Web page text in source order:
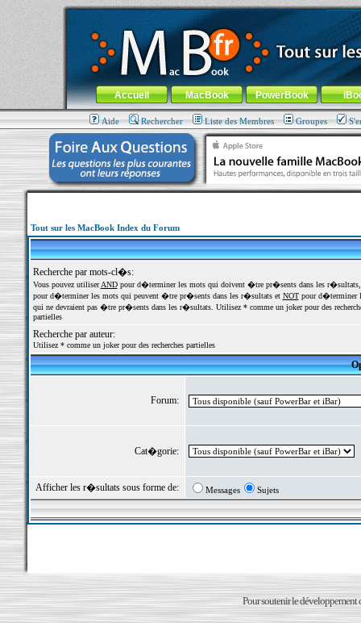
MacBook-fr.com : 100% Apple... 100% nomade !
Aller au contenu-Aller au menu général-Aller au menu de
Menu général
Accueil MacBook PowerBook
Aide Rechercher Liste des Membres Groupes
Tout sur les MacBook Index du Forum
Recherche par mots-cl�s:
Vous pouvez utiliserANDpour d�terminer les mots qui doivent �tre pr�sents dans les
pour d�terminer les mots qui peuvent �tre pr�sents dans les r�sultats et NOTpour d�terminer
qui ne devraient pas �tre pr�sents dans les r�sultats. Utilisez * comme un joker pour des
partielles
Recherche par auteur:
Utilisez * comme un joker pour des recherches partielles
Forum:
Cat�gorie:
Afficher les r�sultats sous forme de: Messages Sujets
Pour soutenir le développement